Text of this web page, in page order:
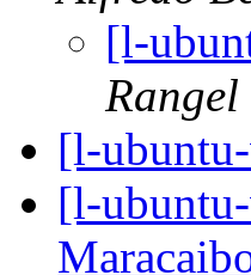
[l-
Rangel
[l-
[l-